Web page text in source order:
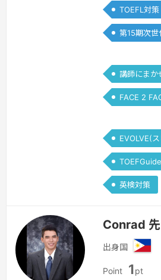
TOEFL対策
第15期次世
講師にまか
FACE 2
EVOLVE(
英検対策
Conrad
出身国
ィ
Point 1pt